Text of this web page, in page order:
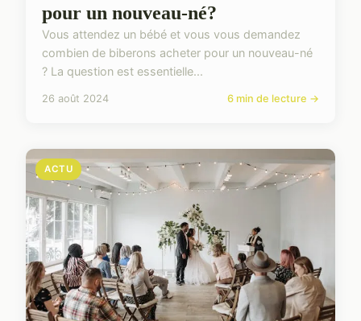
pour un nouveau-né?
Vous attendez un bébé et vous vous demandez
combien de biberons acheter pour un nouveau-né
? La question est essentielle...
26 août 2024 6 min de lecture →
ACTU